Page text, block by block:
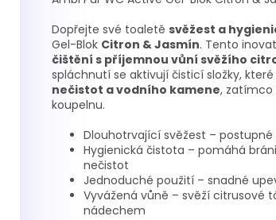
Dopřejte své toaletě svěžest a
Gel-Blok Citron & Jasmín. Tento
čištění s příjemnou vůní svěžího
spláchnutí se aktivují čisticí složky,
nečistot a vodního kamene, zatímco
koupelnu.
Dlouhotrvající svěžest –
Hygienická čistota – pomáhá
nečistot
Jednoduché použití – snadné
Vyvážená vůně – svěží citrusové
nádechem